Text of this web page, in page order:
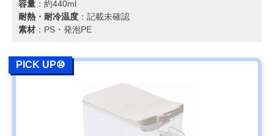
容量 ：約440ml
耐熱・耐冷温度 ：記載未確認
素材 ：PS・発泡PE
PICK UP⑩